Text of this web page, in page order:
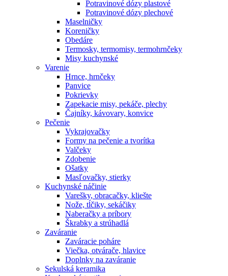
Potravinové dózy plastové
Potravinové dózy plechové
Maselničky
Koreničky
Obedáre
Termosky, termomisy, termohrnčeky
Misy kuchynské
Varenie
Hrnce, hrnčeky
Panvice
Pokrievky
Zapekacie misy, pekáče, plechy
Čajníky, kávovary, konvice
Pečenie
Vykrajovačky
Formy na pečenie a tvorítka
Valčeky
Zdobenie
Ošatky
Masľovačky, stierky
Kuchynské náčinie
Varešky, obracačky, kliešte
Nože, tĺčiky, sekáčiky
Naberačky a príbory
Škrabky a strúhadlá
Zaváranie
Zaváracie poháre
Viečka, otvárače, hlavice
Doplnky na zaváranie
Sekulská keramika